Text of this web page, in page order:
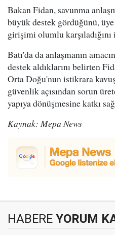
Bakan Fidan, savunma
büyük destek gördüğünü,
girişimi olumlu
Batı'da da anlaşmanın
destek aldıklarını belirten
Orta Doğu'nun istikrara
güvenlik açısından sorun
yapıya dönüşmesine katkı
Kaynak: Mepa News
HABERE YORUM